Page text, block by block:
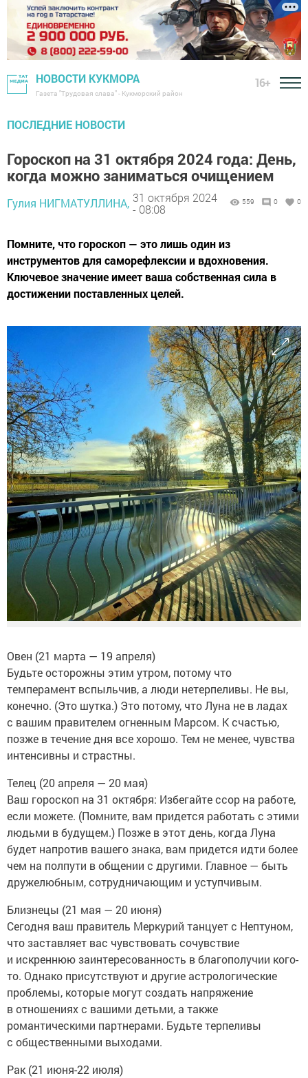
НОВОСТИ КУКМОРА
Газета "Трудовая слава" - Кукморский район
16+
ПОСЛЕДНИЕ НОВОСТИ
Гороскоп на 31 октября 2024 года: День,
когда можно заниматься очищением
Гулия НИГМАТУЛЛИНА, 31 октября 2024
- 08:08
559 0 0
Помните, что гороскоп — это лишь один из
инструментов для саморефлексии и вдохновения.
Ключевое значение имеет ваша собственная сила в
достижении поставленных целей.
Овен (21 марта — 19 апреля)
Будьте осторожны этим утром, потому что
темперамент вспыльчив, а люди нетерпеливы. Не вы,
конечно. (Это шутка.) Это потому, что Луна не в ладах
с вашим правителем огненным Марсом. К счастью,
позже в течение дня все хорошо. Тем не менее, чувства
интенсивны и страстны.
Телец (20 апреля — 20 мая)
Ваш гороскоп на 31 октября: Избегайте ссор на работе,
если можете. (Помните, вам придется работать с этими
людьми в будущем.) Позже в этот день, когда Луна
будет напротив вашего знака, вам придется идти более
чем на полпути в общении с другими. Главное — быть
дружелюбным, сотрудничающим и уступчивым.
Близнецы (21 мая — 20 июня)
Сегодня ваш правитель Меркурий танцует с Нептуном,
что заставляет вас чувствовать сочувствие
и искреннюю заинтересованность в благополучии кого-
то. Однако присутствуют и другие астрологические
проблемы, которые могут создать напряжение
в отношениях с вашими детьми, а также
романтическими партнерами. Будьте терпеливы
с общественными выходами.
Рак (21 июня-22 июля)